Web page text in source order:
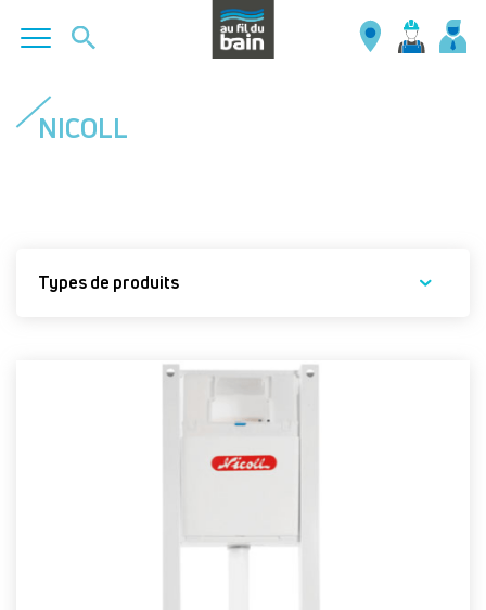
contenuNICOLL
Types de produits